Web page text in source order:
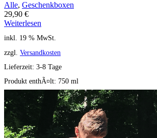
Alle, Geschenkboxen
29,90 €
Weiterlesen
inkl. 19 % MwSt.
zzgl. Versandkosten
Lieferzeit: 3-8 Tage
Produkt enthÃ¤lt: 750 ml